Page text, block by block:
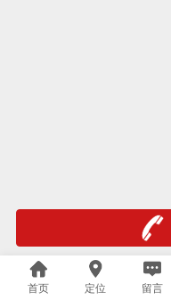
首页 定位 留言